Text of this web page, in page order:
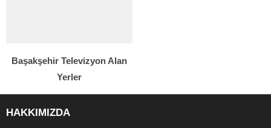
Başakşehir Televizyon Alan
Yerler
HAKKIMIZDA